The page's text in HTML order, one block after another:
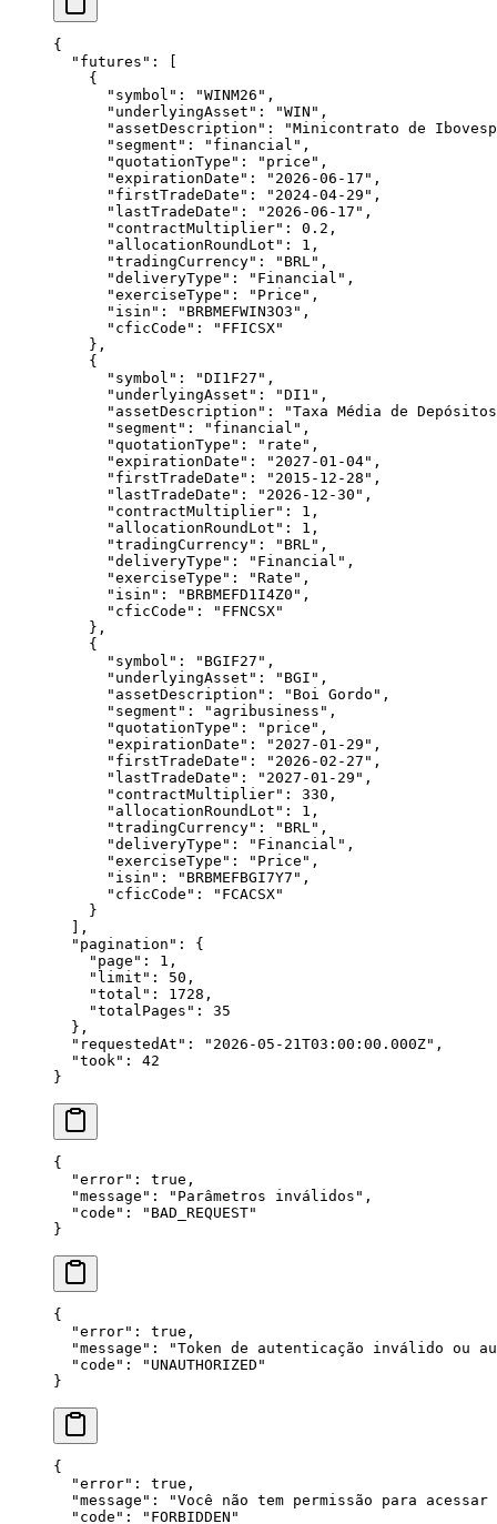
{
  "
futures " : [
    {
      "
symbol " : "WINM26 " ,
      "
underlyingAsset " : "WIN " ,
      "
assetDescription " : "Minicontrato de
      "
segment " : " financial " ,
      "
quotationType " : " price " ,
      "
expirationDate " : " 2026-06-17 " ,
      "
firstTradeDate " : " 2024-04-29 " ,
      "
lastTradeDate " : " 2026-06-17 " ,
      "
contractMultiplier" : 0.2 ,
      "
allocationRoundLot " : 1 ,
      "
tradingCurrency" : " BRL" ,
      "
deliveryType " : " Financial " ,
      "
exerciseType " : " Price " ,
      "
isin " : " BRBMEFWIN3O3 " ,
      "
cficCode " : " FFICSX"
    },
    {
      "
symbol " : "DI1F27 " ,
      "
underlyingAsset " : "DI1 " ,
      "
assetDescription " : "Taxa Média de
      "
segment " : " financial " ,
      "
quotationType " : " rate " ,
      "
expirationDate " : " 2027-01-04" ,
      "
firstTradeDate " : " 2015-12-28 " ,
      "
lastTradeDate " : " 2026-12-30 " ,
      "
contractMultiplier" : 1 ,
      "
allocationRoundLot " : 1 ,
      "
tradingCurrency" : " BRL" ,
      "
deliveryType " : " Financial " ,
      "
exerciseType " : "Rate " ,
      "
isin " : " BRBMEFD1I4Z0 " ,
      "
cficCode " : " FFNCSX"
    },
    {
      "
symbol " : " BGIF27 " ,
      "
underlyingAsset " : " BGI " ,
      "
assetDescription " : " Boi Gordo " ,
      "
segment " : " agribusiness " ,
      "
quotationType " : " price " ,
      "
expirationDate " : " 2027-01-29 " ,
      "
firstTradeDate " : " 2026-02-27 " ,
      "
lastTradeDate " : " 2027-01-29 " ,
      "
contractMultiplier" : 330 ,
      "
allocationRoundLot " : 1 ,
      "
tradingCurrency" : " BRL" ,
      "
deliveryType " : " Financial " ,
      "
exerciseType " : " Price " ,
      "
isin " : " BRBMEFBGI7Y7 " ,
      "
cficCode " : " FCACSX"
    }
  ],
  "
pagination " : {
    "
page " : 1 ,
    "
limit " : 50 ,
    "
total " : 1728 ,
    "
totalPages " : 35
  },
  "
requestedAt " : " 2026-05-21T03:00:00.000Z" ,
  "
took" : 42
}
{
  "
error" : true ,
  "
message " : " Parâmetros inválidos " ,
  "
code " : " BAD_REQUEST"
}
{
  "
error" : true ,
  "
message " : "Token de autenticação inválido ou
  "
code " : " UNAUTHORIZED "
}
{
  "
error" : true ,
  "
message " : "Você não tem permissão para
  "
code " : " FORBIDDEN "